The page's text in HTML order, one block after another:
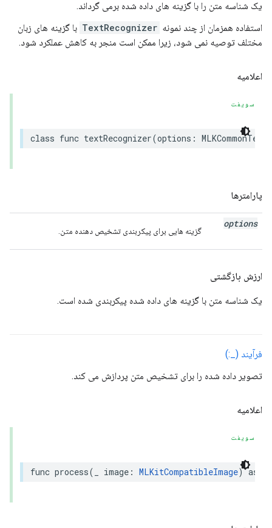
یک شناسه متن را با گزینه های داده شده برمی گرداند.
استفاده همزمان از چند نمونه TextRecognizer با گزینه های زبان
مختلف توصیه نمی شود، زیرا ممکن است منجر به کاهش عملکرد شود.
اعلامیه
سویفت
class func textRecognizer(options :
پارامترها
options
گزینه هایی برای پیکربندی تشخیص دهنده متن.
ارزش بازگشتی
یک شناسه متن با گزینه های داده شده پیکربندی شده است.
فرآیند (_:)
تصویر داده شده را برای تشخیص متن پردازش می کند.
اعلامیه
سویفت
func process( image : MLKitCompatibleImage) async